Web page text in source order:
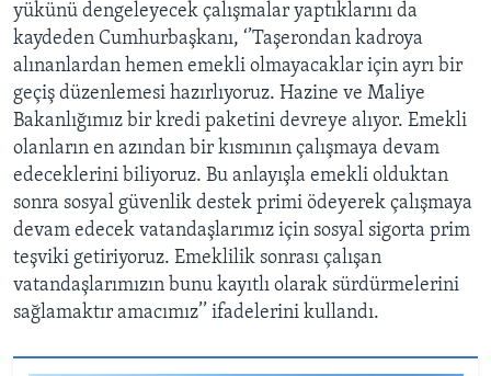
yükünü dengeleyecek çalışmalar yaptıklarını da
kaydeden Cumhurbaşkanı, ‘’Taşerondan kadroya
alınanlardan hemen emekli olmayacaklar için ayrı bir
geçiş düzenlemesi hazırlıyoruz. Hazine ve Maliye
Bakanlığımız bir kredi paketini devreye alıyor. Emekli
olanların en azından bir kısmının çalışmaya devam
edeceklerini biliyoruz. Bu anlayışla emekli olduktan
sonra sosyal güvenlik destek primi ödeyerek çalışmaya
devam edecek vatandaşlarımız için sosyal sigorta prim
teşviki getiriyoruz. Emeklilik sonrası çalışan
vatandaşlarımızın bunu kayıtlı olarak sürdürmelerini
sağlamaktır amacımız’’ ifadelerini kullandı.